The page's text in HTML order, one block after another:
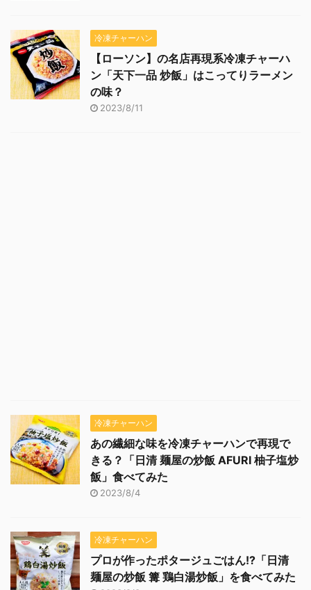
冷凍チャーハン
【ローソン】の名店再現系冷凍チャーハ
ン「天下一品 炒飯」はこってりラーメン
の味？
2023/8/11
冷凍チャーハン
あの繊細な味を冷凍チャーハンで再現で
きる？「日清 麺屋の炒飯 AFURI 柚子塩炒
飯」食べてみた
2023/8/4
冷凍チャーハン
プロが作ったポタージュごはん!?「日清
麺屋の炒飯 篝 鶏白湯炒飯」を食べてみた